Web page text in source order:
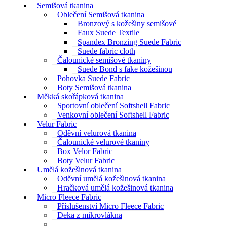
Semišová tkanina
Oblečení Semišová tkanina
Bronzový s kožešiny semišové
Faux Suede Textile
Spandex Bronzing Suede Fabric
Suede fabric cloth
Čalounické semišové tkaniny
Suede Bond s fake kožešinou
Pohovka Suede Fabric
Boty Semišová tkanina
Měkká skořápková tkanina
Sportovní oblečení Softshell Fabric
Venkovní oblečení Softshell Fabric
Velur Fabric
Oděvní velurová tkanina
Čalounické velurové tkaniny
Box Velor Fabric
Boty Velur Fabric
Umělá kožešinová tkanina
Oděvní umělá kožešinová tkanina
Hračková umělá kožešinová tkanina
Micro Fleece Fabric
Příslušenství Micro Fleece Fabric
Deka z mikrovlákna